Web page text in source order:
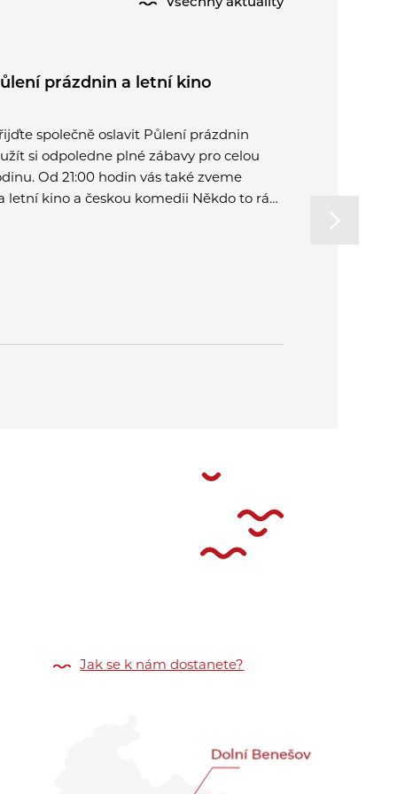
Všechny aktuality
prázdnin a letní kino
společně oslavit Půlení prázdnin
si odpoledne plné zábavy pro celou
Od 21:00 hodin vás také zveme
letní kino a českou komedii Někdo to rád
Jak se k nám dostanete?